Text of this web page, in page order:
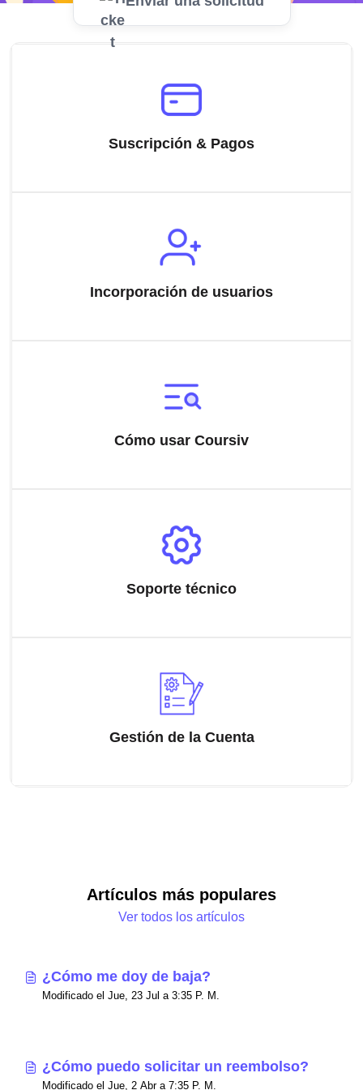
Suscripción & Pagos
Incorporación de usuarios
Cómo usar Coursiv
Soporte técnico
Gestión de la Cuenta
Artículos más populares
Ver todos los artículos
¿Cómo me doy de baja?
Modificado el Jue, 23 Jul a 3:35 P. M.
¿Cómo puedo solicitar un reembolso?
Modificado el Jue, 2 Abr a 7:35 P. M.